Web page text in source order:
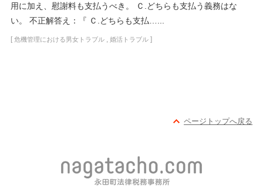
用に加え、慰謝料も支払うべき。 Ｃ.どちらも支払う義務はな
い。 不正解答え：『 Ｃ.どちらも支払…...
[ 危機管理における男女トラブル, 婚活トラブル]
ページトップへ戻る